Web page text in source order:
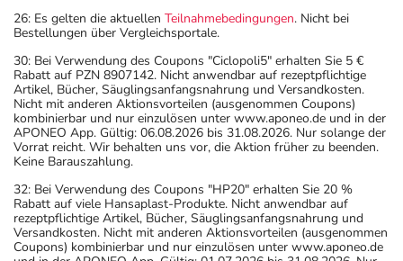
26: Es gelten die aktuellen Teilnahmebedingungen. Nicht bei
Bestellungen über Vergleichsportale.
30: Bei Verwendung des Coupons "Ciclopoli5" erhalten Sie 5 €
Rabatt auf PZN 8907142. Nicht anwendbar auf rezeptpflichtige
Artikel, Bücher, Säuglingsanfangsnahrung und Versandkosten.
Nicht mit anderen Aktionsvorteilen (ausgenommen Coupons)
kombinierbar und nur einzulösen unter www.aponeo.de und in der
APONEO App. Gültig: 06.08.2026 bis 31.08.2026. Nur solange der
Vorrat reicht. Wir behalten uns vor, die Aktion früher zu beenden.
Keine Barauszahlung.
32: Bei Verwendung des Coupons "HP20" erhalten Sie 20 %
Rabatt auf viele Hansaplast-Produkte. Nicht anwendbar auf
rezeptpflichtige Artikel, Bücher, Säuglingsanfangsnahrung und
Versandkosten. Nicht mit anderen Aktionsvorteilen (ausgenommen
Coupons) kombinierbar und nur einzulösen unter www.aponeo.de